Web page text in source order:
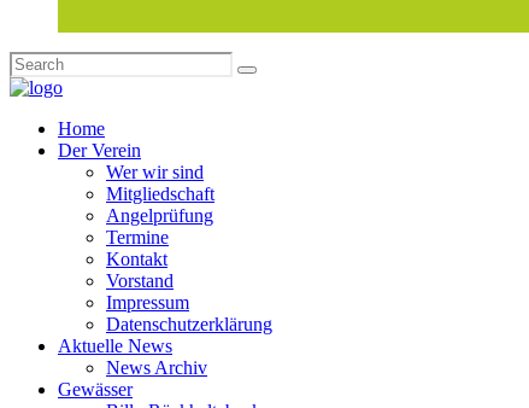
Home
Der Verein
Wer wir sind
Mitgliedschaft
Angelprüfung
Termine
Kontakt
Vorstand
Impressum
Datenschutzerklärung
Aktuelle News
News Archiv
Gewässer